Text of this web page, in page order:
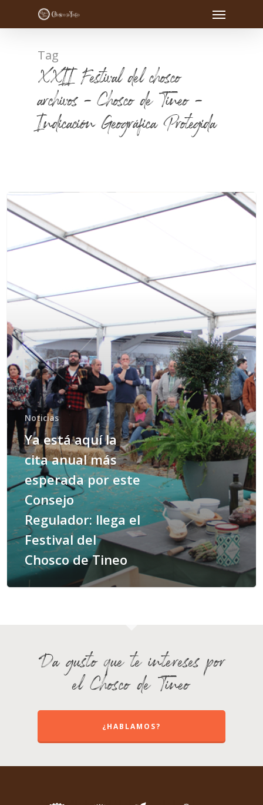
Tag
XXII Festival del chosco
archivos - Chosco de Tineo -
Indicación Geográfica Protegida
Noticias
Ya está aquí la
cita anual más
esperada por este
Consejo
Regulador: llega el
Festival del
Chosco de Tineo
Da gusto que te intereses por
el Chosco de Tineo
¿HABLAMOS?